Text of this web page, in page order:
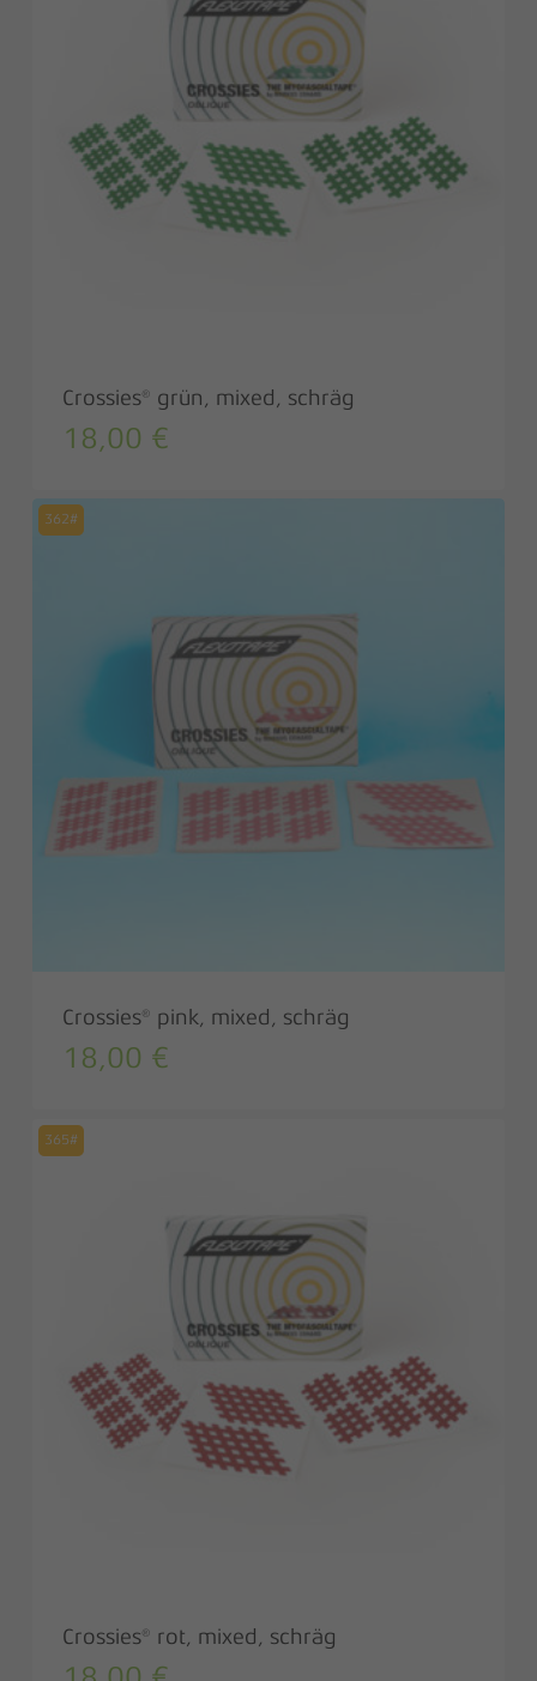
Crossies® grün, mixed, schräg
18,00 €
362#
Crossies® pink, mixed, schräg
18,00 €
365#
Crossies® rot, mixed, schräg